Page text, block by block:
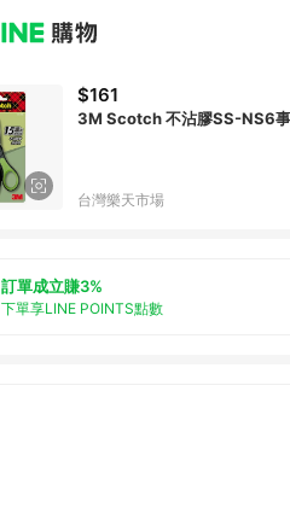
$161
3M Scotch 不沾膠SS-NS6
台灣樂天市場
訂單成立賺3%
下單享LINE POINTS點數